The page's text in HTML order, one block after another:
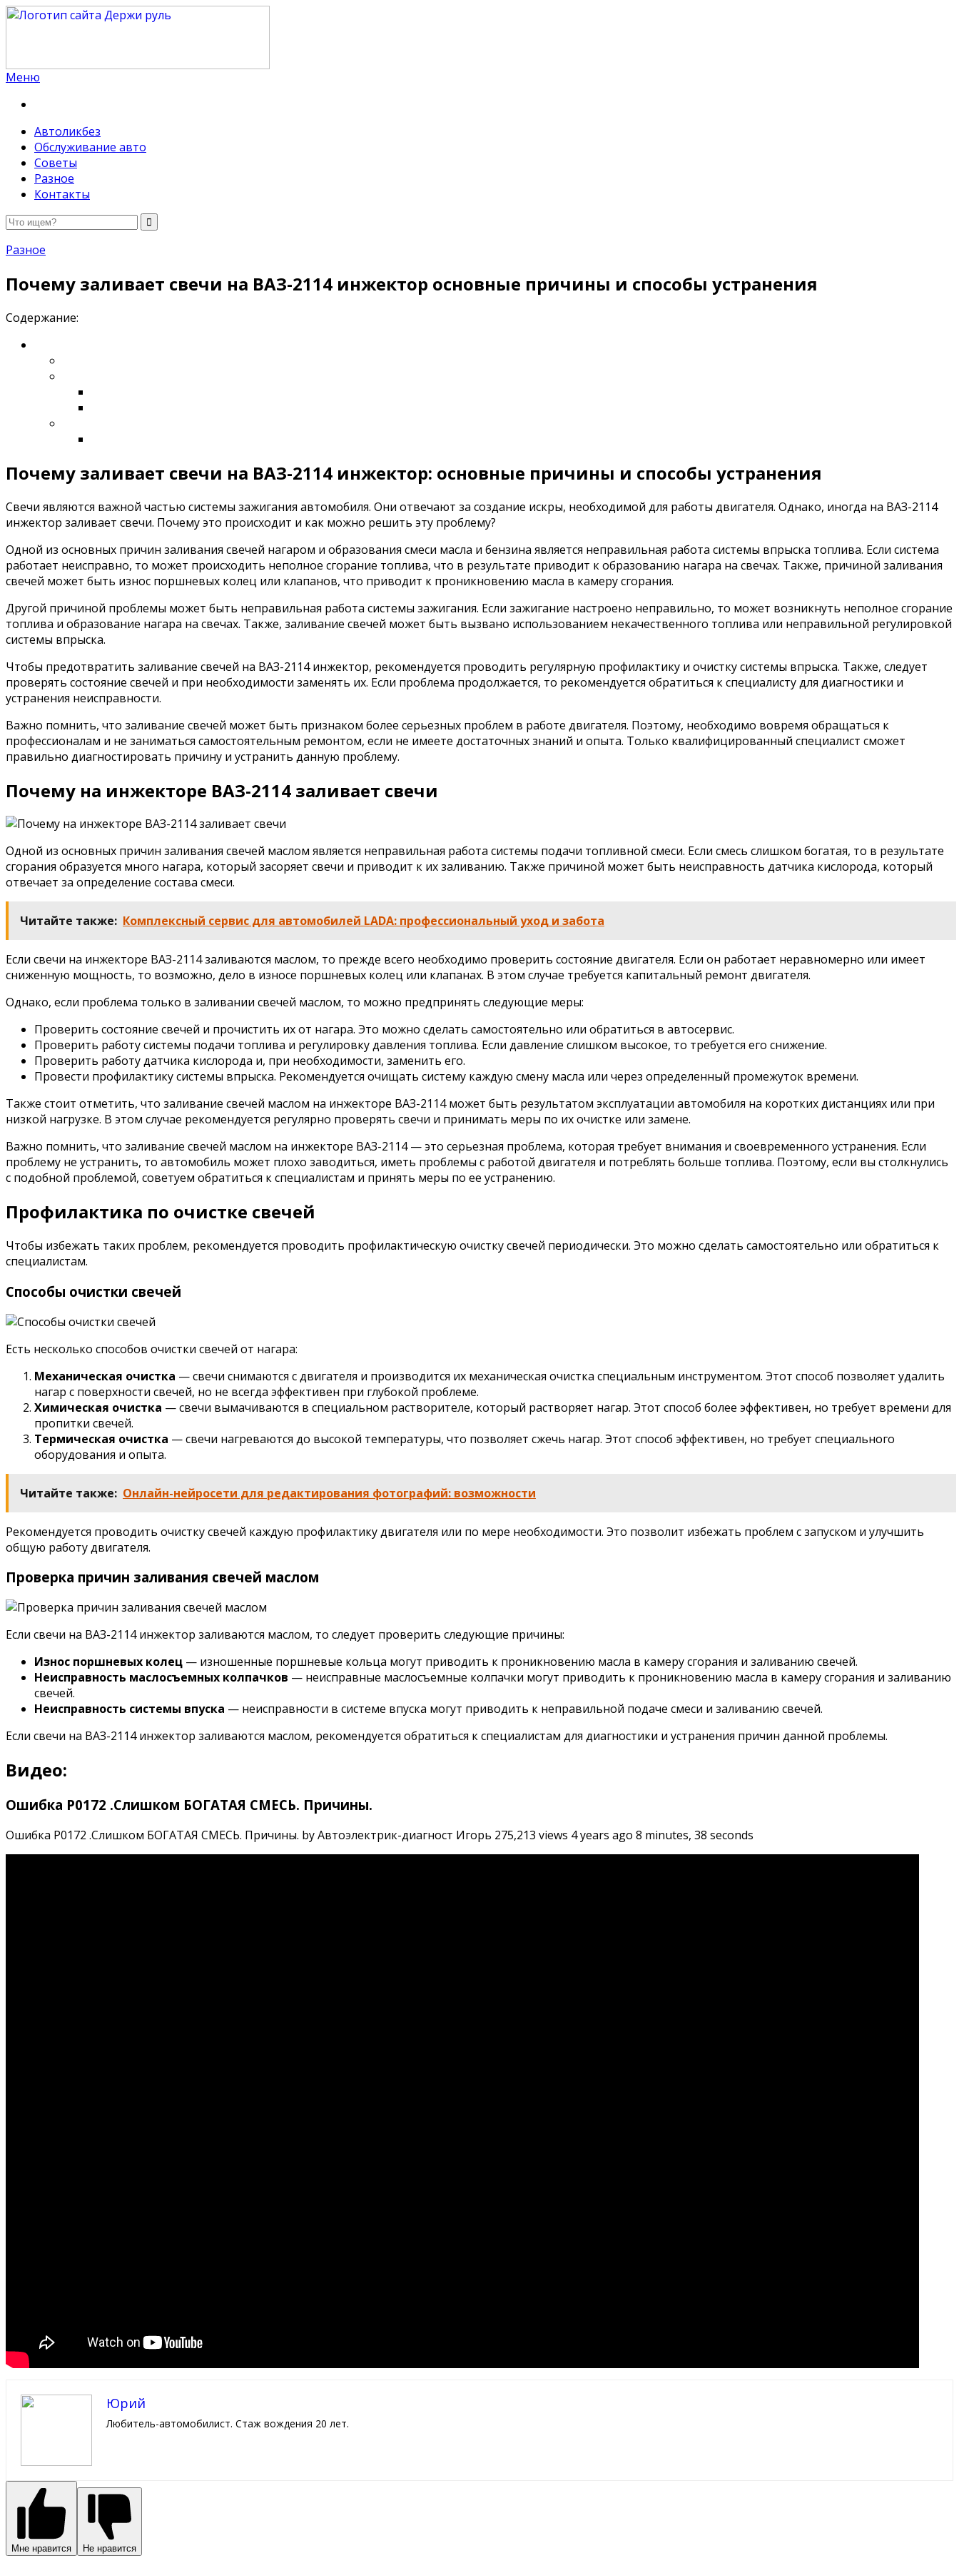
Меню
Автоликбез
Обслуживание авто
Советы
Разное
Контакты
Разное
Почему заливает свечи на ВАЗ-2114 инжектор основные причины и способы устранения
Содержание:
Почему заливает свечи на ВАЗ-2114 инжектор: основные причины и способы устранения
Свечи являются важной частью системы зажигания автомобиля. Они отвечают за создание искры, необходимой для работы двигателя. Однако, иногда на ВАЗ-2114
инжектор заливает свечи. Почему это происходит и как можно решить эту проблему?
Одной из основных причин заливания свечей нагаром и образования смеси масла и бензина является неправильная работа системы впрыска топлива. Если система
работает неисправно, то может происходить неполное сгорание топлива, что в результате приводит к образованию нагара на свечах. Также, причиной заливания
свечей может быть износ поршневых колец или клапанов, что приводит к проникновению масла в камеру сгорания.
Другой причиной проблемы может быть неправильная работа системы зажигания. Если зажигание настроено неправильно, то может возникнуть неполное сгорание
топлива и образование нагара на свечах. Также, заливание свечей может быть вызвано использованием некачественного топлива или неправильной регулировкой
системы впрыска.
Чтобы предотвратить заливание свечей на ВАЗ-2114 инжектор, рекомендуется проводить регулярную профилактику и очистку системы впрыска. Также, следует
проверять состояние свечей и при необходимости заменять их. Если проблема продолжается, то рекомендуется обратиться к специалисту для диагностики и
устранения неисправности.
Важно помнить, что заливание свечей может быть признаком более серьезных проблем в работе двигателя. Поэтому, необходимо вовремя обращаться к
профессионалам и не заниматься самостоятельным ремонтом, если не имеете достаточных знаний и опыта. Только квалифицированный специалист сможет
правильно диагностировать причину и устранить данную проблему.
Почему на инжекторе ВАЗ-2114 заливает свечи
Одной из основных причин заливания свечей маслом является неправильная работа системы подачи топливной смеси. Если смесь слишком богатая, то в результате
сгорания образуется много нагара, который засоряет свечи и приводит к их заливанию. Также причиной может быть неисправность датчика кислорода, который
отвечает за определение состава смеси.
Читайте также: Комплексный сервис для автомобилей LADA: профессиональный уход и забота
Если свечи на инжекторе ВАЗ-2114 заливаются маслом, то прежде всего необходимо проверить состояние двигателя. Если он работает неравномерно или имеет
сниженную мощность, то возможно, дело в износе поршневых колец или клапанах. В этом случае требуется капитальный ремонт двигателя.
Однако, если проблема только в заливании свечей маслом, то можно предпринять следующие меры:
Проверить состояние свечей и прочистить их от нагара. Это можно сделать самостоятельно или обратиться в автосервис.
Проверить работу системы подачи топлива и регулировку давления топлива. Если давление слишком высокое, то требуется его снижение.
Проверить работу датчика кислорода и, при необходимости, заменить его.
Провести профилактику системы впрыска. Рекомендуется очищать систему каждую смену масла или через определенный промежуток времени.
Также стоит отметить, что заливание свечей маслом на инжекторе ВАЗ-2114 может быть результатом эксплуатации автомобиля на коротких дистанциях или при
низкой нагрузке. В этом случае рекомендуется регулярно проверять свечи и принимать меры по их очистке или замене.
Важно помнить, что заливание свечей маслом на инжекторе ВАЗ-2114 — это серьезная проблема, которая требует внимания и своевременного устранения. Если
проблему не устранить, то автомобиль может плохо заводиться, иметь проблемы с работой двигателя и потреблять больше топлива. Поэтому, если вы столкнулись
с подобной проблемой, советуем обратиться к специалистам и принять меры по ее устранению.
Профилактика по очистке свечей
Чтобы избежать таких проблем, рекомендуется проводить профилактическую очистку свечей периодически. Это можно сделать самостоятельно или обратиться к
специалистам.
Способы очистки свечей
Есть несколько способов очистки свечей от нагара:
Механическая очистка — свечи снимаются с двигателя и производится их механическая очистка специальным инструментом. Этот способ позволяет удалить
нагар с поверхности свечей, но не всегда эффективен при глубокой проблеме.
Химическая очистка — свечи вымачиваются в специальном растворителе, который растворяет нагар. Этот способ более эффективен, но требует времени для
пропитки свечей.
Термическая очистка — свечи нагреваются до высокой температуры, что позволяет сжечь нагар. Этот способ эффективен, но требует специального
оборудования и опыта.
Читайте также: Онлайн-нейросети для редактирования фотографий: возможности
Рекомендуется проводить очистку свечей каждую профилактику двигателя или по мере необходимости. Это позволит избежать проблем с запуском и улучшить
общую работу двигателя.
Проверка причин заливания свечей маслом
Если свечи на ВАЗ-2114 инжектор заливаются маслом, то следует проверить следующие причины:
Износ поршневых колец — изношенные поршневые кольца могут приводить к проникновению масла в камеру сгорания и заливанию свечей.
Неисправность маслосъемных колпачков — неисправные маслосъемные колпачки могут приводить к проникновению масла в камеру сгорания и заливанию
свечей.
Неисправность системы впуска — неисправности в системе впуска могут приводить к неправильной подаче смеси и заливанию свечей.
Если свечи на ВАЗ-2114 инжектор заливаются маслом, рекомендуется обратиться к специалистам для диагностики и устранения причин данной проблемы.
Видео:
Ошибка P0172 .Слишком БОГАТАЯ СМЕСЬ. Причины.
Ошибка P0172 .Слишком БОГАТАЯ СМЕСЬ. Причины. by Автоэлектрик-диагност Игорь 275,213 views 4 years ago 8 minutes, 38 seconds
Юрий
Любитель-автомобилист. Стаж вождения 20 лет.
Мне нравится Не нравится